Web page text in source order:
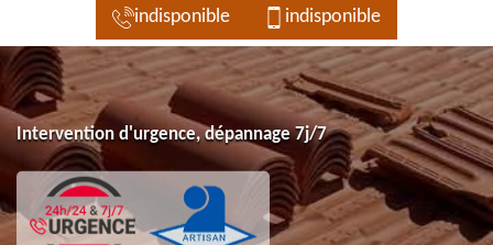
indisponible indisponible
Intervention d'urgence, dépannage 7j/7